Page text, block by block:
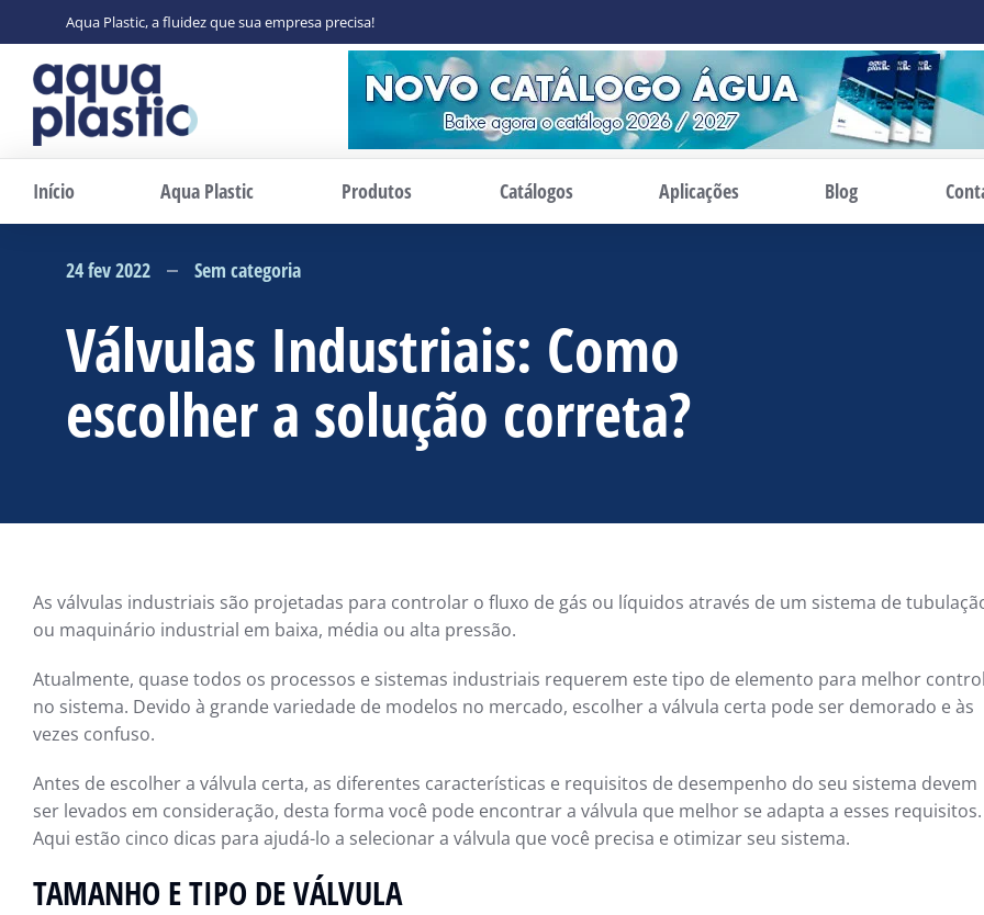
Aqua Plastic, a fluidez que sua empresa precisa!
Início Aqua Plastic Produtos Catálogos Aplicações Blog
24 fev 2022 Sem categoria
Válvulas Industriais: Como
escolher a solução correta?
As válvulas industriais são projetadas para controlar o fluxo de gás ou líquidos através de um sistema de
ou maquinário industrial em baixa, média ou alta pressão.
Atualmente, quase todos os processos e sistemas industriais requerem este tipo de elemento para melhor
no sistema. Devido à grande variedade de modelos no mercado, escolher a válvula certa pode ser demorado e às
vezes confuso.
Antes de escolher a válvula certa, as diferentes características e requisitos de desempenho do seu sistema devem
ser levados em consideração, desta forma você pode encontrar a válvula que melhor se adapta a esses requisitos.
Aqui estão cinco dicas para ajudá-lo a selecionar a válvula que você precisa e otimizar seu sistema.
TAMANHO E TIPO DE VÁLVULA